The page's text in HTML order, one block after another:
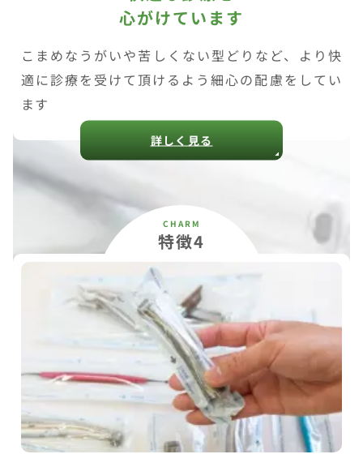
心がけています
こまめなうがいや苦しくない型どりなど、より快
適に診療を受けて頂けるよう細心の配慮をしてい
ます
詳しく見る
特徴4